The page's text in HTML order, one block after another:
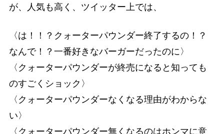
が、人気も高く、ツイッター上では、
〈は！！？クォーターパウンダー終了するの！？
なんで！？一番好きなバーガーだったのに〉
〈クォーターパウンダーが終売になると知っても
のすごくショック〉
〈クォーターパウンダーなくなる理由がわからな
い〉
〈クォーターパウンダー無くなるのはホンマに意